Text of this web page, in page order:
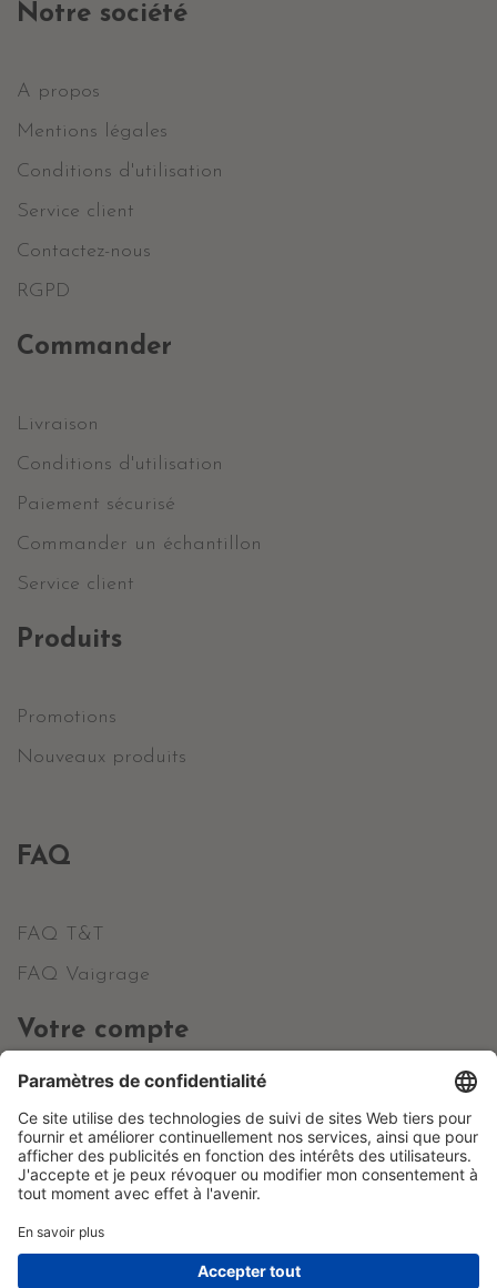
Notre société
A propos
Mentions légales
Conditions d'utilisation
Service client
Contactez-nous
RGPD
Commander
Livraison
Conditions d'utilisation
Paiement sécurisé
Commander un échantillon
Service client
Produits
Promotions
Nouveaux produits
FAQ
FAQ T&T
FAQ Vaigrage
Votre compte
Informations personnelles
Commandes
Avoirs
Adresses